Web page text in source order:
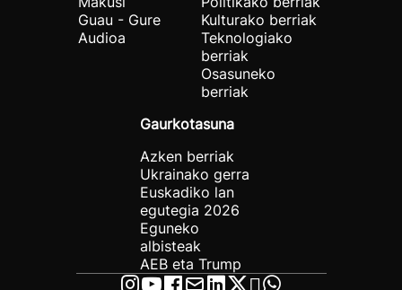
Guau - Gure
Audioa
Kulturako berriak
Teknologiako
berriak
Osasuneko
berriak
Gaurkotasuna
Azken berriak
Ukrainako gerra
Euskadiko lan
egutegia 2026
Eguneko
albisteak
AEB eta Trump